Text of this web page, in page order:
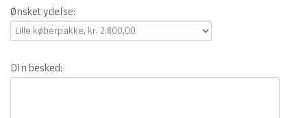
Ønsket ydelse:
Din besked: